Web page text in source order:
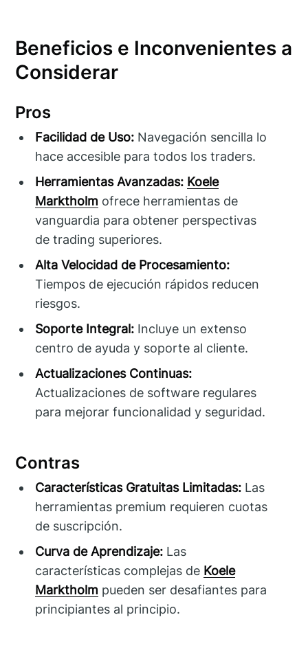
Beneficios e Inconvenientes a
Considerar
Pros
Facilidad de Uso: Navegación sencilla lo
hace accesible para todos los traders.
Herramientas Avanzadas: Koele
Marktholm ofrece herramientas de
vanguardia para obtener perspectivas
de trading superiores.
Alta Velocidad de Procesamiento:
Tiempos de ejecución rápidos reducen
riesgos.
Soporte Integral: Incluye un extenso
centro de ayuda y soporte al cliente.
Actualizaciones Continuas:
Actualizaciones de software regulares
para mejorar funcionalidad y seguridad.
Contras
Características Gratuitas Limitadas: Las
herramientas premium requieren cuotas
de suscripción.
Curva de Aprendizaje: Las
características complejas de Koele
Marktholm pueden ser desafiantes para
principiantes al principio.